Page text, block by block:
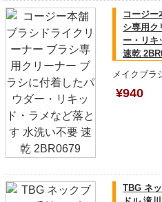
コージー
シ専用ク
ー・リキ
速乾
メイクブラ
¥940
TBG ネ